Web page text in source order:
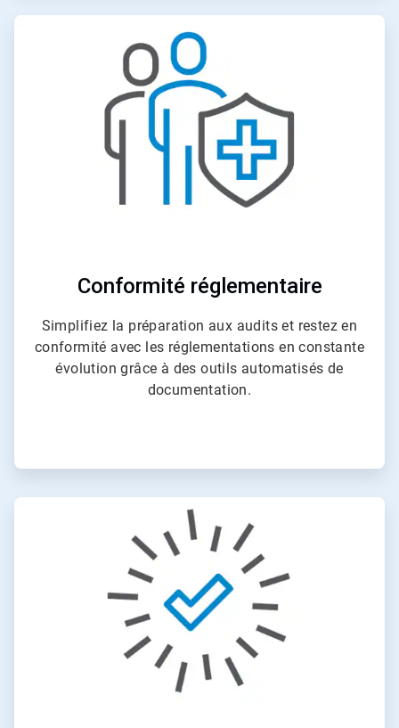
3
de
4
Conformité réglementaire
Simplifiez la préparation aux audits et restez en
conformité avec les réglementations en constante
évolution grâce à des outils automatisés de
documentation.